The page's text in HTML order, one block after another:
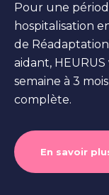
Pour une
hospitalisation
de
aidant,
semaine à 3
complète.
En savoir